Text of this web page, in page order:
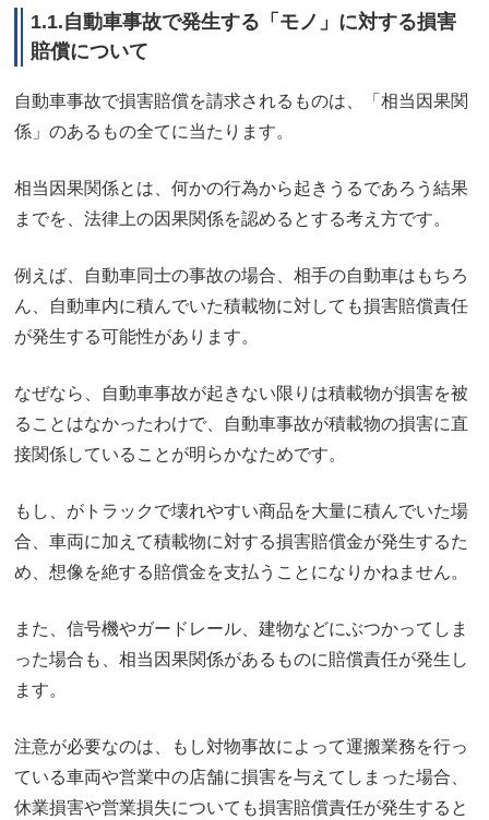
1.1.自動車事故で発生する「モノ」に対する損害
賠償について
自動車事故で損害賠償を請求されるものは、「相当因果関
係」のあるもの全てに当たります。
相当因果関係とは、何かの行為から起きうるであろう結果
までを、法律上の因果関係を認めるとする考え方です。
例えば、自動車同士の事故の場合、相手の自動車はもちろ
ん、自動車内に積んでいた積載物に対しても損害賠償責任
が発生する可能性があります。
なぜなら、自動車事故が起きない限りは積載物が損害を被
ることはなかったわけで、自動車事故が積載物の損害に直
接関係していることが明らかなためです。
もし、がトラックで壊れやすい商品を大量に積んでいた場
合、車両に加えて積載物に対する損害賠償金が発生するた
め、想像を絶する賠償金を支払うことになりかねません。
また、信号機やガードレール、建物などにぶつかってしま
った場合も、相当因果関係があるものに賠償責任が発生し
ます。
注意が必要なのは、もし対物事故によって運搬業務を行っ
ている車両や営業中の店舗に損害を与えてしまった場合、
休業損害や営業損失についても損害賠償責任が発生すると